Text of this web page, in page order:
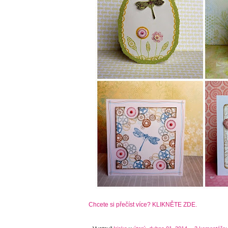
Chcete si přečíst více? KLIKNĚTE ZDE.